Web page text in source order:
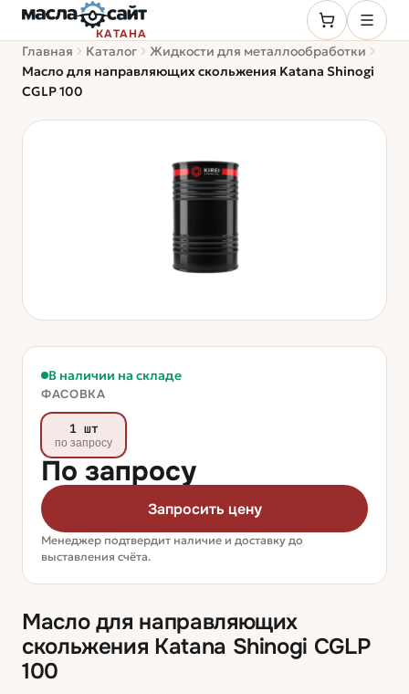
КАТАНА
Главная Каталог
Жидкости для металлообработки
Масло для направляющих скольжения Katana Shinogi
CGLP 100
Масло для направляющих
скольжения Katana Shinogi CGLP
100
В наличии на складе
ФАСОВКА
1 шт
по запросу
По запросу
Запросить цену
Менеджер подтвердит наличие и доставку до
выставления счёта.